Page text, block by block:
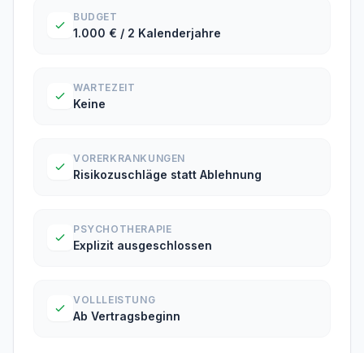
BUDGET
1.000 € / 2 Kalenderjahre
WARTEZEIT
Keine
VORERKRANKUNGEN
Risikozuschläge statt Ablehnung
PSYCHOTHERAPIE
Explizit ausgeschlossen
VOLLLEISTUNG
Ab Vertragsbeginn